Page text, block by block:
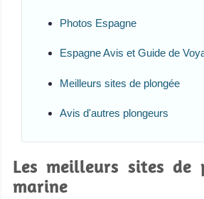
Photos Espagne
Espagne Avis et Guide de
Meilleurs sites de plongée
Avis d'autres plongeurs
Les meilleurs sites de
marine